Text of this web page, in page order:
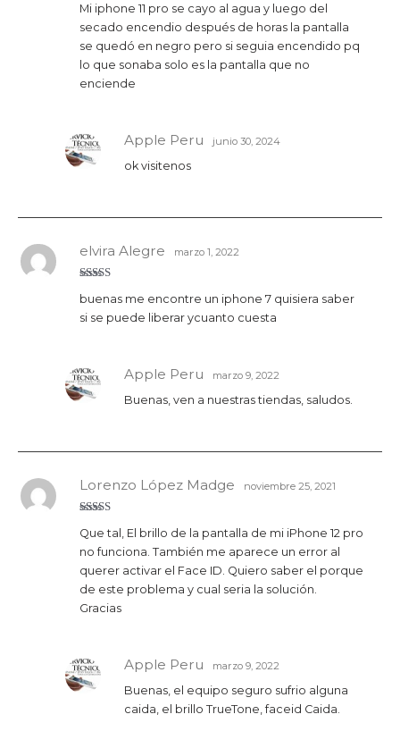
con5 de 5
Mi iphone 11 pro se cayo al agua y luego del
secado encendio después de horas la pantalla
se quedó en negro pero si seguia encendido pq
lo que sonaba solo es la pantalla que no
enciende
Apple Peru junio 30, 2024
ok visitenos
con5de 5
elvira Alegre marzo 1, 2022
buenas me encontre un iphone 7 quisiera saber
si se puede liberar ycuanto cuesta
Apple Peru marzo 9, 2022
Buenas, ven a nuestras tiendas, saludos.
con5de 5
Lorenzo López Madge noviembre 25, 2021
Que tal, El brillo de la pantalla de mi iPhone 12 pro
no funciona. También me aparece un error al
querer activar el Face ID. Quiero saber el porque
de este problema y cual seria la solución.
Gracias
Apple Peru marzo 9, 2022
Buenas, el equipo seguro sufrio alguna
caida, el brillo TrueTone, faceid Caida.